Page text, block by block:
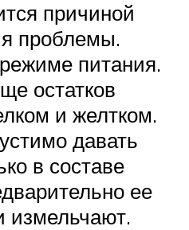
причиной
проблемы.
питания.
остатков
и желтком.
давать
в составе
ее
измельчают.